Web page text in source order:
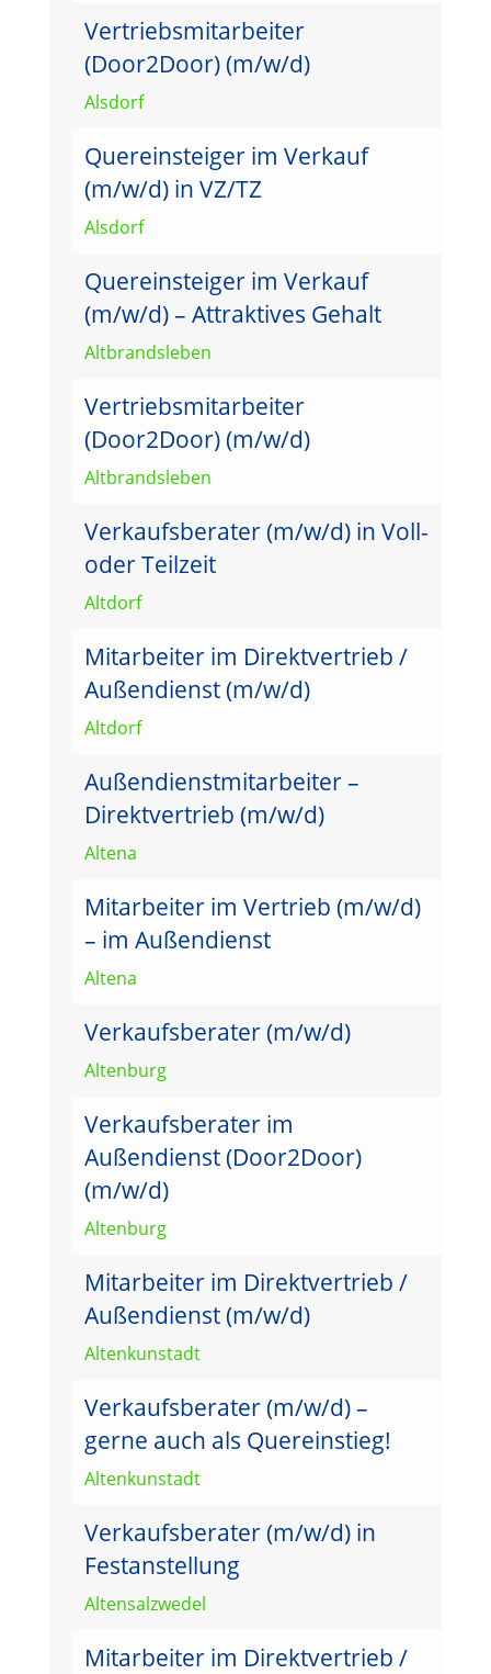
Vertriebsmitarbeiter
(Door2Door) (m/w/d)
Alsdorf
Quereinsteiger im Verkauf
(m/w/d) in VZ/TZ
Alsdorf
Quereinsteiger im Verkauf
(m/w/d) – Attraktives Gehalt
Altbrandsleben
Vertriebsmitarbeiter
(Door2Door) (m/w/d)
Altbrandsleben
Verkaufsberater (m/w/d) in Voll-
oder Teilzeit
Altdorf
Mitarbeiter im Direktvertrieb /
Außendienst (m/w/d)
Altdorf
Außendienstmitarbeiter –
Direktvertrieb (m/w/d)
Altena
Mitarbeiter im Vertrieb (m/w/d)
– im Außendienst
Altena
Verkaufsberater (m/w/d)
Altenburg
Verkaufsberater im
Außendienst (Door2Door)
(m/w/d)
Altenburg
Mitarbeiter im Direktvertrieb /
Außendienst (m/w/d)
Altenkunstadt
Verkaufsberater (m/w/d) –
gerne auch als Quereinstieg!
Altenkunstadt
Verkaufsberater (m/w/d) in
Festanstellung
Altensalzwedel
Mitarbeiter im Direktvertrieb /